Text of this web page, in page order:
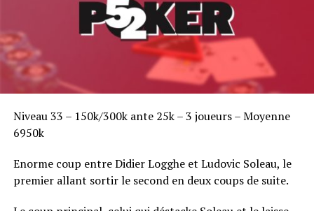
Niveau 33 – 150k/300k ante 25k – 3 joueurs – Moyenne
6950k
Enorme coup entre Didier Logghe et Ludovic Soleau, le
premier allant sortir le second en deux coups de suite.